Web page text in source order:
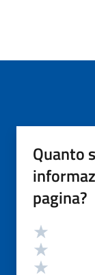
Quanto
pagina?
Valutazione